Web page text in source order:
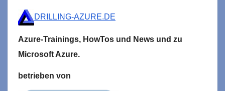
DRILLING-AZURE.DE
Azure-Trainings, HowTos und News und zu
Microsoft Azure.
betrieben von